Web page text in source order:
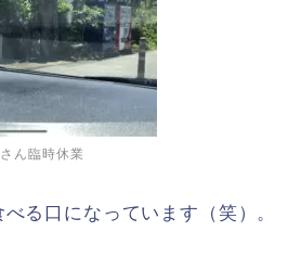
ん臨時休業
る口になっています（笑）。